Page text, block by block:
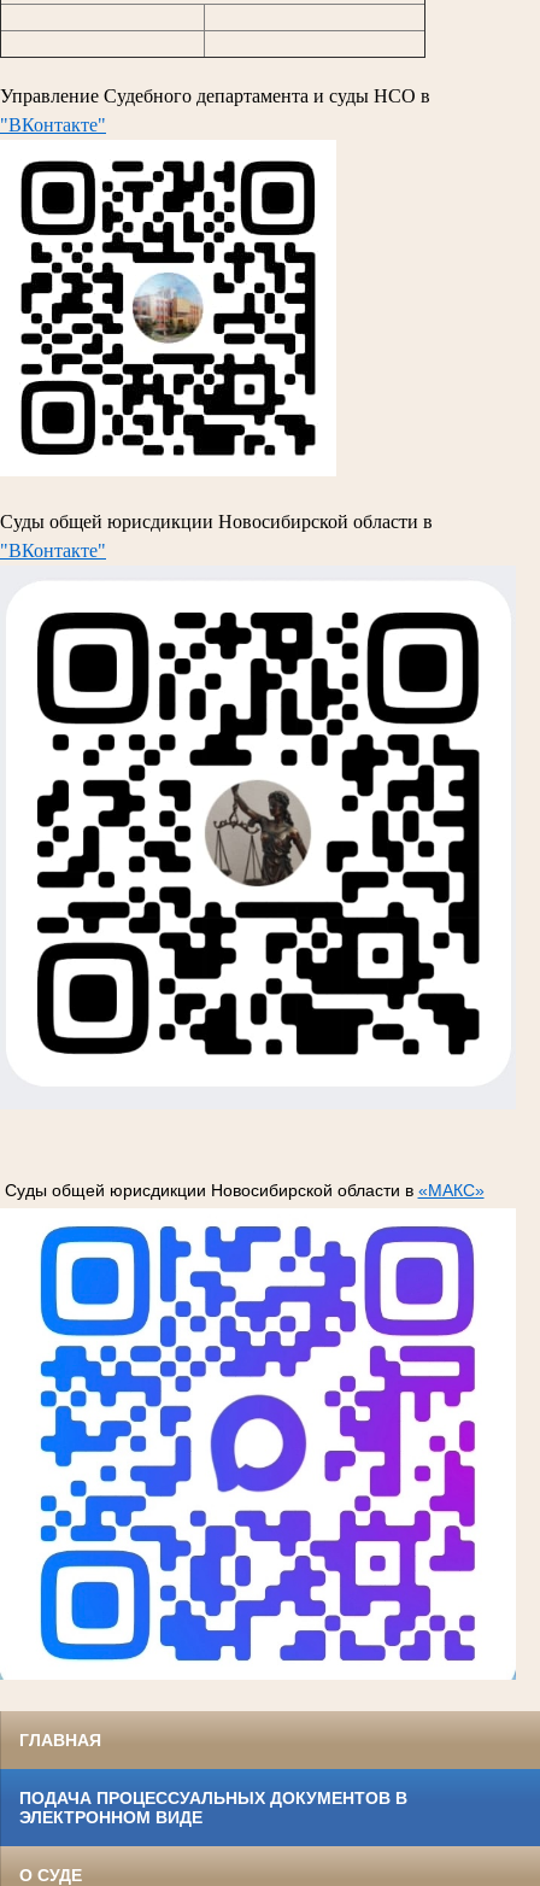
Управление Судебного департамента и суды НСО в
"ВКонтакте"
Суды общей юрисдикции Новосибирской области в
"ВКонтакте"
Суды общей юрисдикции Новосибирской области в «МАКС»
ГЛАВНАЯ
ПОДАЧА ПРОЦЕССУАЛЬНЫХ ДОКУМЕНТОВ В
ЭЛЕКТРОННОМ ВИДЕ
О СУДЕ